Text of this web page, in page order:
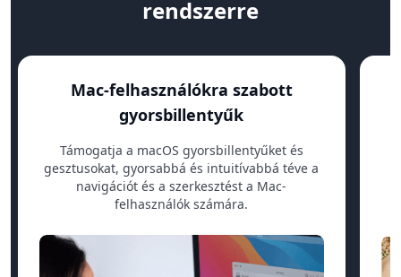
rendszerre
Mac-felhasználókra szabott
gyorsbillentyűk
Támogatja a macOS gyorsbillentyűket és
gesztusokat, gyorsabbá és intuitívabbá téve a
navigációt és a szerkesztést a Mac-
felhasználók számára.